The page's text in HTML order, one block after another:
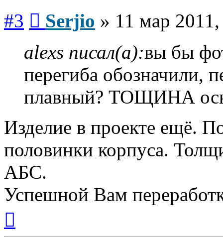
#3 Serjio » 11 мар
alexs писал(а):вы бы
перегиба обозначили,
плавный? ТОЩИНА
Изделие в проекте ещё.
половинки корпуса.
АБС.
Успешной Вам
началу